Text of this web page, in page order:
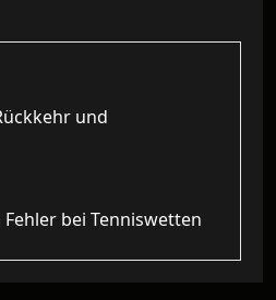
und
bei Tenniswetten